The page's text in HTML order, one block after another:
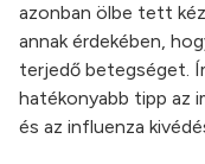
azonban ölbe tett
annak érdekében,
terjedő betegséget.
hatékonyabb tipp az
és az influenza